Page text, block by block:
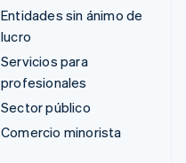
Entidades sin ánimo de
lucro
Servicios para
profesionales
Sector público
Comercio minorista